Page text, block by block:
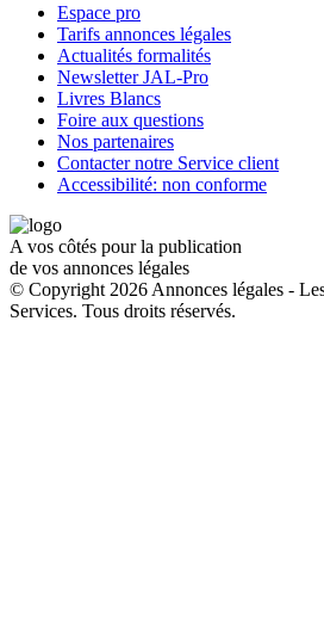
Espace pro
Tarifs annonces légales
Actualités formalités
Newsletter JAL-Pro
Livres Blancs
Foire aux questions
Nos partenaires
Contacter notre Service client
Accessibilité: non conforme
A vos côtés pour la publication
de vos annonces légales
© Copyright 2026 Annonces légales -
Services. Tous droits réservés.